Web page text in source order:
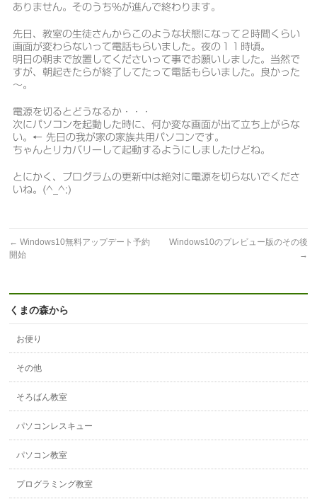
ありません。そのうち％が進んで終わります。
先日、教室の生徒さんからこのような状態になって２時間くらい
画面が変わらないって電話もらいました。夜の１１時頃。
明日の朝まで放置してくださいって事でお願いしました。当然で
すが、朝起きたらが終了してたって電話もらいました。良かった
～。
電源を切るとどうなるか・・・
次にパソコンを起動した時に、何か変な画面が出て立ち上がらな
い。← 先日の我が家の家族共用パソコンです。
ちゃんとリカバリーして起動するようにしましたけどね。
とにかく、プログラムの更新中は絶対に電源を切らないでくださ
いね。(^_^;)
← Windows10無料アップデート予約
開始
Windows10のプレビュー版のその後
→
くまの森から
お便り
その他
そろばん教室
パソコンレスキュー
パソコン教室
プログラミング教室